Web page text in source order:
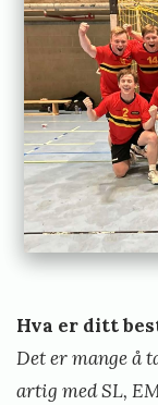
Hva er ditt
Det er mange å
artig med SL,